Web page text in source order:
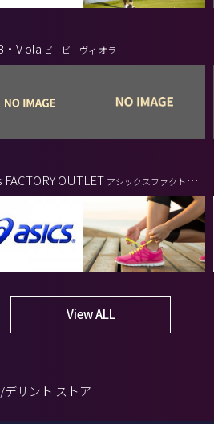
・V ola ビービーヴィ オラ
FACTORY OUTLET アシックスファクトリー
ット
View ALL
デサント ストア